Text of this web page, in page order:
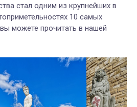
стал одним из крупнейших в
10 самых
можете прочитать в нашей